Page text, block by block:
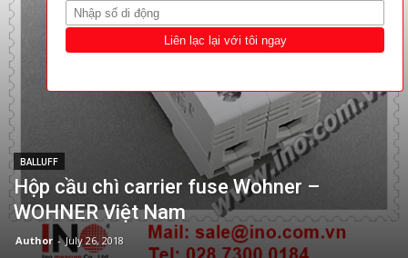
BALLUFF
Hộp cầu chì carrier fuse Wohner –
WOHNER Việt Nam
Author - July 26, 2018